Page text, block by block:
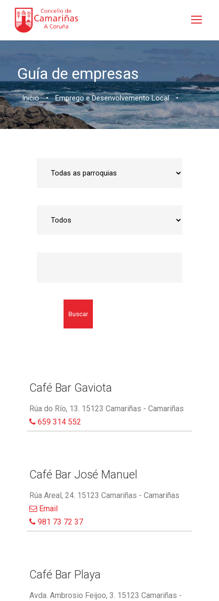
Guía de empresas
Inicio • Emprego e Desenvolvemento Local •
Buscar
Café Bar Gaviota
Rúa do Río, 13. 15123 Camariñas - Camariñas
659 314 552
Café Bar José Manuel
Rúa Areal, 24. 15123 Camariñas - Camariñas
Email
981 73 72 37
Café Bar Playa
Avda. Ambrosio Feijoo, 3. 15123 Camariñas -